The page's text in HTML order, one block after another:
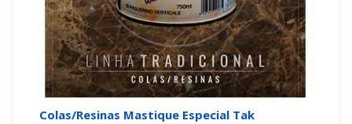
Colas/Resinas Mastique Especial Tak